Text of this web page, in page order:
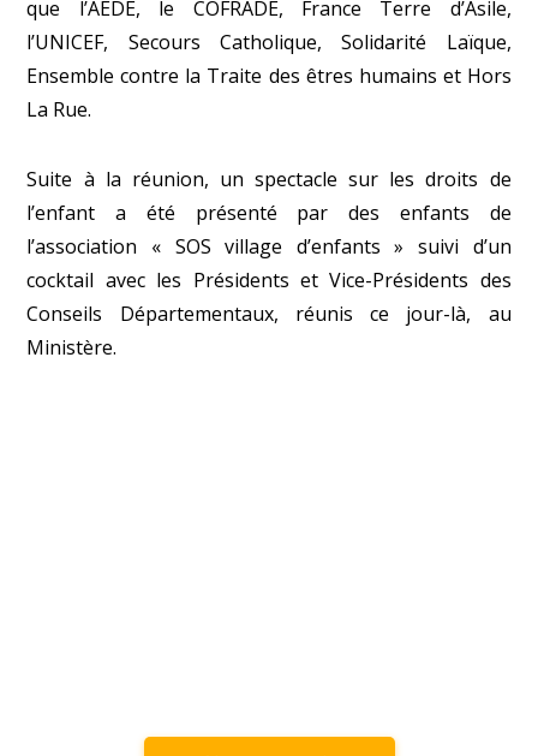
que l’AEDE, le COFRADE, France Terre d’Asile,
l’UNICEF, Secours Catholique, Solidarité Laïque,
Ensemble contre la Traite des êtres humains et Hors
La Rue.
Suite à la réunion, un spectacle sur les droits de
l’enfant a été présenté par des enfants de
l’association « SOS village d’enfants » suivi d’un
cocktail avec les Présidents et Vice-Présidents des
Conseils Départementaux, réunis ce jour-là, au
Ministère.